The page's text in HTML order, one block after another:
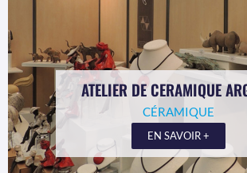
ATELIER DE CERAMIQUE
CÉRAMIQUE
EN SAVOIR +